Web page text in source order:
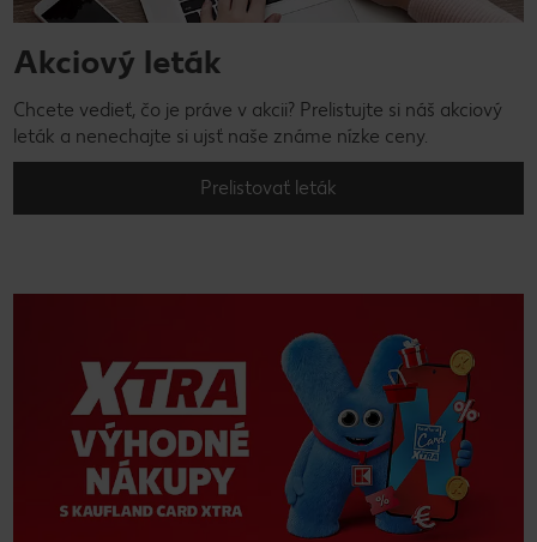
Akciový leták
Chcete vedieť, čo je práve v akcii? Prelistujte si náš akciový
leták a nenechajte si ujsť naše známe nízke ceny.
Prelistovať leták